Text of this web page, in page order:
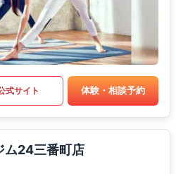
式サイト 体験・相談予約
ム24三番町店